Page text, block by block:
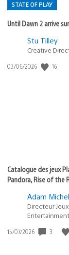
STATE OF PLAY
Until Dawn 2 arrive
Postée
:
Stu Tilley
Creative
Date
03/06/2026 16
Catalogue des jeux
Pandora, Rise of the
Adam Michel
Directeur
Entertainment
Date
15/07/2026 3